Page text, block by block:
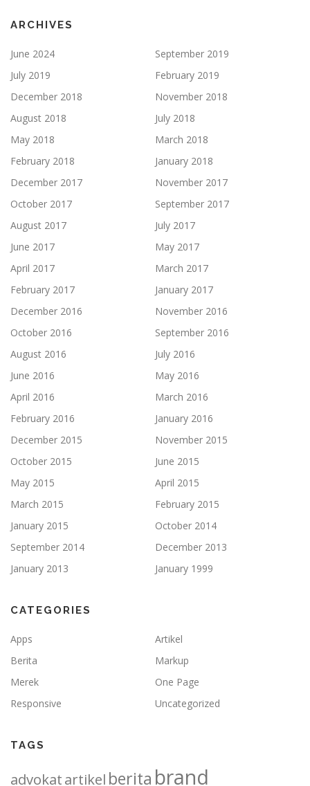
ARCHIVES
June 2024
September 2019
July 2019
February 2019
December 2018
November 2018
August 2018
July 2018
May 2018
March 2018
February 2018
January 2018
December 2017
November 2017
October 2017
September 2017
August 2017
July 2017
June 2017
May 2017
April 2017
March 2017
February 2017
January 2017
December 2016
November 2016
October 2016
September 2016
August 2016
July 2016
June 2016
May 2016
April 2016
March 2016
February 2016
January 2016
December 2015
November 2015
October 2015
June 2015
May 2015
April 2015
March 2015
February 2015
January 2015
October 2014
September 2014
December 2013
January 2013
January 1999
CATEGORIES
Apps
Artikel
Berita
Markup
Merek
One Page
Responsive
Uncategorized
TAGS
advokatartikel berita brand